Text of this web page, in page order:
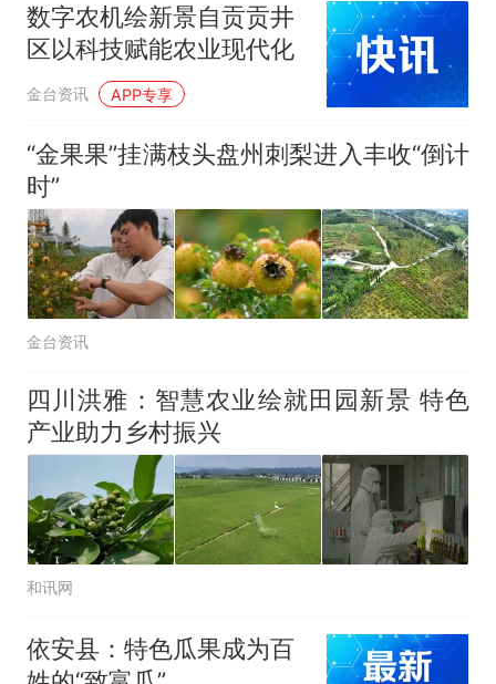
数字农机绘新景自贡贡井
区以科技赋能农业现代化
金台资讯 APP专享
“金果果”挂满枝头盘州刺梨进入丰收“倒计
时”
金台资讯
四川洪雅：智慧农业绘就田园新景 特色
产业助力乡村振兴
和讯网
依安县：特色瓜果成为百